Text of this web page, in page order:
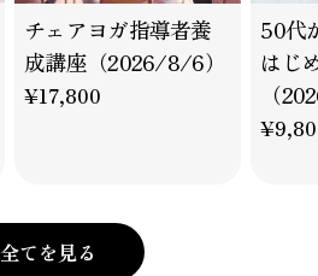
タ
イ
プ：
チェアヨガ指導者養
成講座（2026/8/6）
通
¥17,800
タ
イ
プ：
50代
はじ
（
通
全てを見る